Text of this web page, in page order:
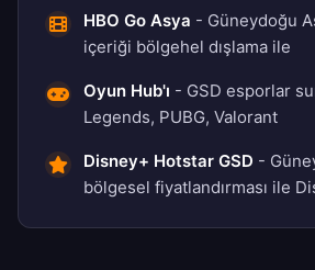
HBO Go Asya - Güneydoğu
içeriği bölgehel dışlama ile
Oyun Hub'ı - GSD esporlar
Legends, PUBG, Valorant
Disney+ Hotstar GSD -
bölgesel fiyatlandırması ile